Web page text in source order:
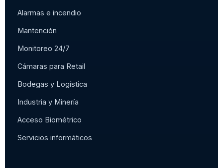
Alarmas e incendio
Mantención
Monitoreo 24/7
Cámaras para Retail
Bodegas y Logística
Industria y Minería
Acceso Biométrico
Servicios informáticos